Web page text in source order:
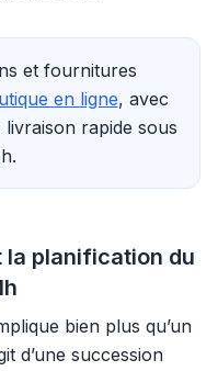
et fournitures
en ligne, avec
rapide sous
planification du
bien plus qu’un
d’une succession